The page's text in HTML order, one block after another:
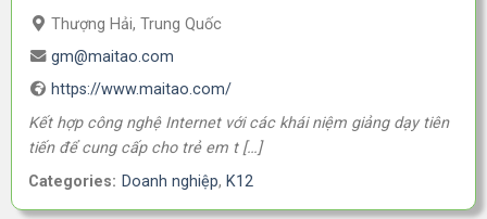
Thượng Hải, Trung Quốc
gm@maitao.com
https://www.maitao.com/
Kết hợp công nghệ Internet với các khái niệm giảng dạy tiên
tiến để cung cấp cho trẻ em t […]
Categories: Doanh nghiệp, K12